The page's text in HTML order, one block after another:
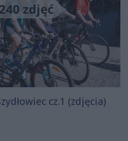
zdjęć
cz.1 (zdjęcia)